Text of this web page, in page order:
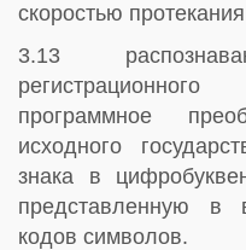
скоростью
3.13
программное
исходного
знака в
представленную в
кодов символов.